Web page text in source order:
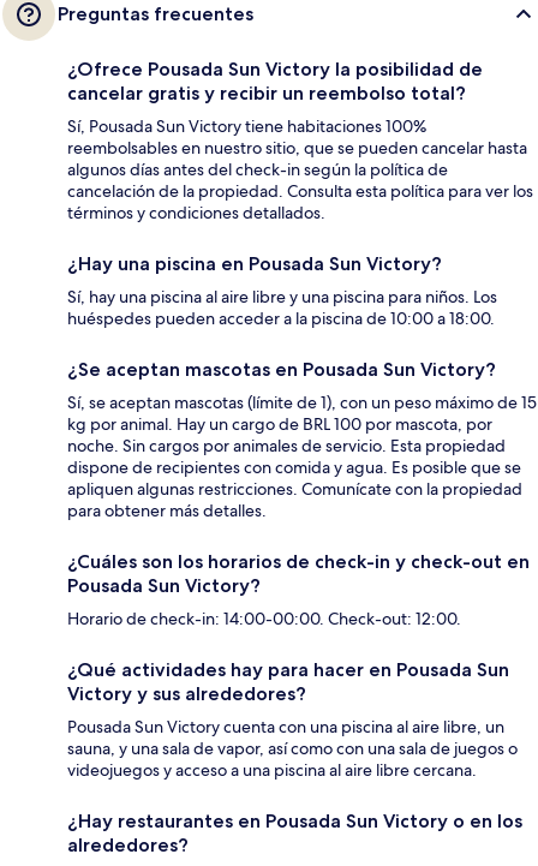
Preguntas frecuentes
¿Ofrece Pousada Sun Victory la posibilidad de
cancelar gratis y recibir un reembolso total?
Sí, Pousada Sun Victory tiene habitaciones 100%
reembolsables en nuestro sitio, que se pueden cancelar hasta
algunos días antes del check-in según la política de
cancelación de la propiedad. Consulta esta política para ver los
términos y condiciones detallados.
¿Hay una piscina en Pousada Sun Victory?
Sí, hay una piscina al aire libre y una piscina para niños. Los
huéspedes pueden acceder a la piscina de 10:00 a 18:00.
¿Se aceptan mascotas en Pousada Sun Victory?
Sí, se aceptan mascotas (límite de 1), con un peso máximo de 15
kg por animal. Hay un cargo de BRL 100 por mascota, por
noche. Sin cargos por animales de servicio. Esta propiedad
dispone de recipientes con comida y agua. Es posible que se
apliquen algunas restricciones. Comunícate con la propiedad
para obtener más detalles.
¿Cuáles son los horarios de check-in y check-out en
Pousada Sun Victory?
Horario de check-in: 14:00-00:00. Check-out: 12:00.
¿Qué actividades hay para hacer en Pousada Sun
Victory y sus alrededores?
Pousada Sun Victory cuenta con una piscina al aire libre, un
sauna, y una sala de vapor, así como con una sala de juegos o
videojuegos y acceso a una piscina al aire libre cercana.
¿Hay restaurantes en Pousada Sun Victory o en los
alrededores?